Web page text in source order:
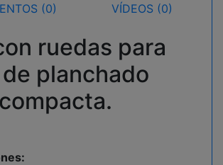
(0)
VÍDEOS (0)
ruedas para
planchado